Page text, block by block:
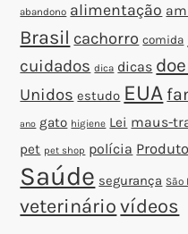
abandono alimentação
Brasil cachorro comida
cuidados dica dicas
Unidos estudo EUA
ano gato higiene Lei maus-
pet pet shop polícia
Saúde segurança São
veterinário vídeos